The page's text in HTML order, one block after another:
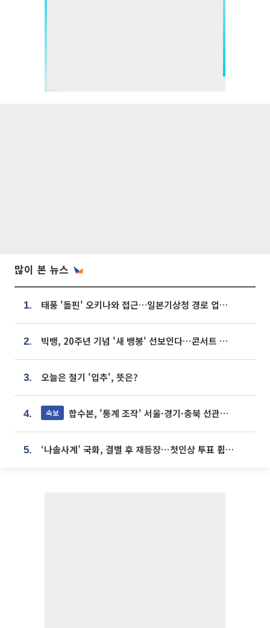
많이 본 뉴스
1. 태풍 '돌핀' 오키나와 접근…일본기상청 경로 업데이트
2. 빅뱅, 20주년 기념 '새 뱅봉' 선보인다⋯콘서트 앞두고 팝업 개최
3. 오늘은 절기 '입추', 뜻은?
4. 속보 합수본, '통계 조작' 서울·경기·충북 선관위 등 추가 압수수색
5. ‘나솔사계’ 국화, 결별 후 재등장⋯첫인상 투표 휩쓸고 ‘인기녀’ 등극